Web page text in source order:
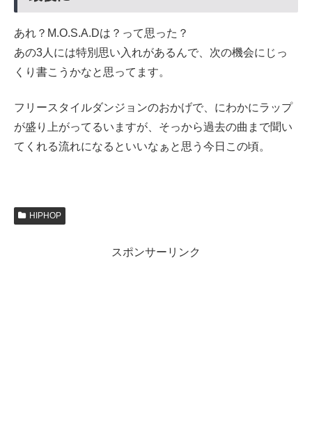
あれ？M.O.S.A.Dは？って思った？
あの3人には特別思い入れがあるんで、次の機会にじっ
くり書こうかなと思ってます。
フリースタイルダンジョンのおかげで、にわかにラップ
が盛り上がってるいますが、そっから過去の曲まで聞い
てくれる流れになるといいなぁと思う今日この頃。
HIPHOP
スポンサーリンク